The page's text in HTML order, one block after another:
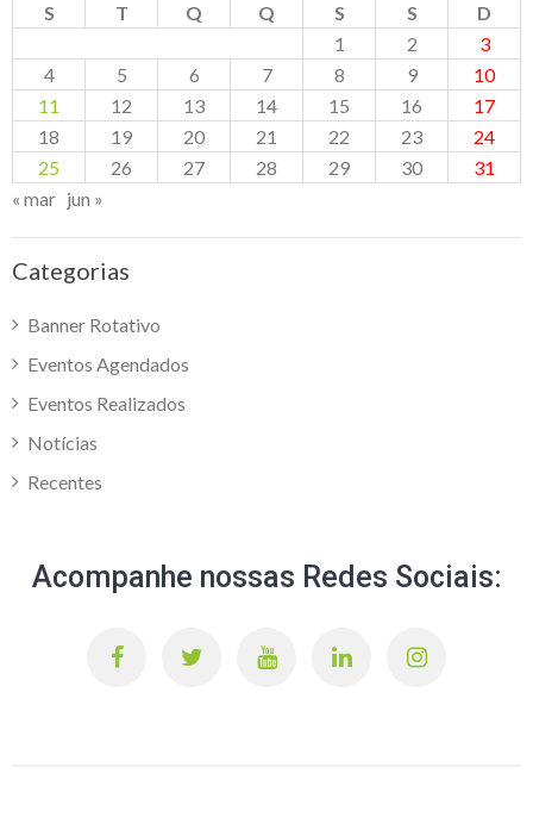
S
T Q Q S S
D
1
2
3
4
5 6 7 8 9
10
11
12 13 14 15 16
17
18
19 20 21 22 23
24
25
26 27 28 29 30
31
« mar jun »
Categorias
Banner Rotativo
Eventos Agendados
Eventos Realizados
Notícias
Recentes
Acompanhe nossas Redes Sociais: